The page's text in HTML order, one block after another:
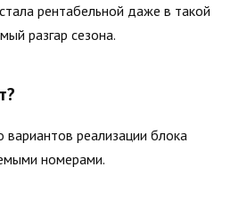
рентабельной даже в такой
разгар сезона.
вариантов реализации блока
номерами.